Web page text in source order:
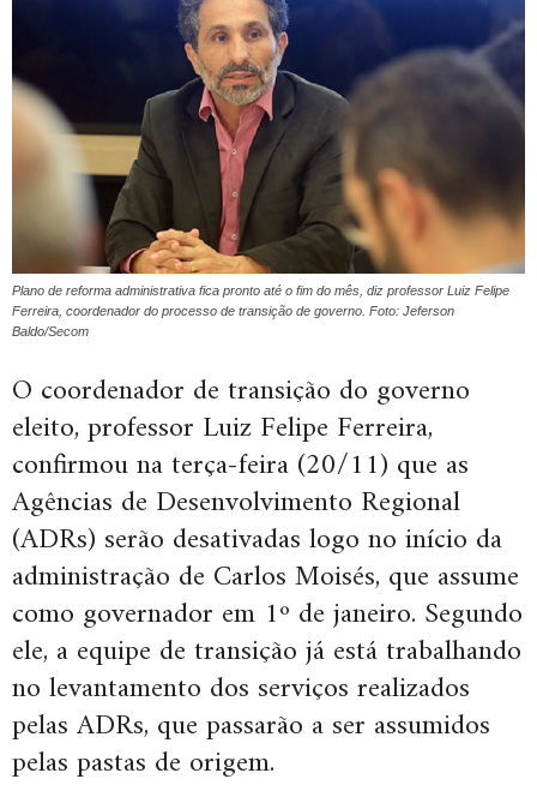
Plano de reforma administrativa fica pronto até o fim do mês, diz professor Luiz Felipe
Ferreira, coordenador do processo de transição de governo. Foto: Jeferson
Baldo/Secom
O coordenador de transição do governo
eleito, professor Luiz Felipe Ferreira,
confirmou na terça-feira (20/11) que as
Agências de Desenvolvimento Regional
(ADRs) serão desativadas logo no início da
administração de Carlos Moisés, que assume
como governador em 1º de janeiro. Segundo
ele, a equipe de transição já está trabalhando
no levantamento dos serviços realizados
pelas ADRs, que passarão a ser assumidos
pelas pastas de origem.